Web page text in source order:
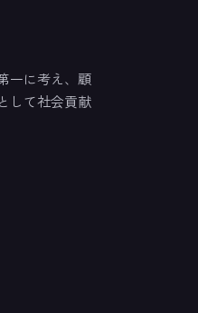
一に考え、顧
して社会貢献